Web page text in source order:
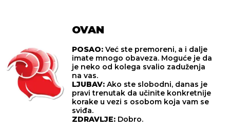
OVAN
POSAO: Već ste premoreni, a i dalje
imate mnogo obaveza. Moguće je da
je neko od kolega svalio zaduženja
na vas.
LJUBAV: Ako ste slobodni, danas je
pravi trenutak da učinite konkretnije
korake u vezi s osobom koja vam se
sviđa.
ZDRAVLJE: Dobro.